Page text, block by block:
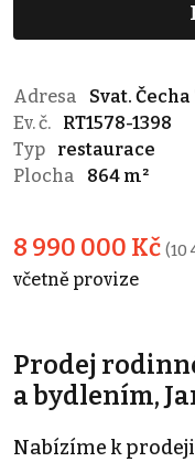
Adresa
Svat.
Ev. č.
RT1578-1398
Typ
restaurace
Plocha
864 m²
8 990 000 Kč (10
včetně provize
Prodej
a bydlením,
Nabízíme k